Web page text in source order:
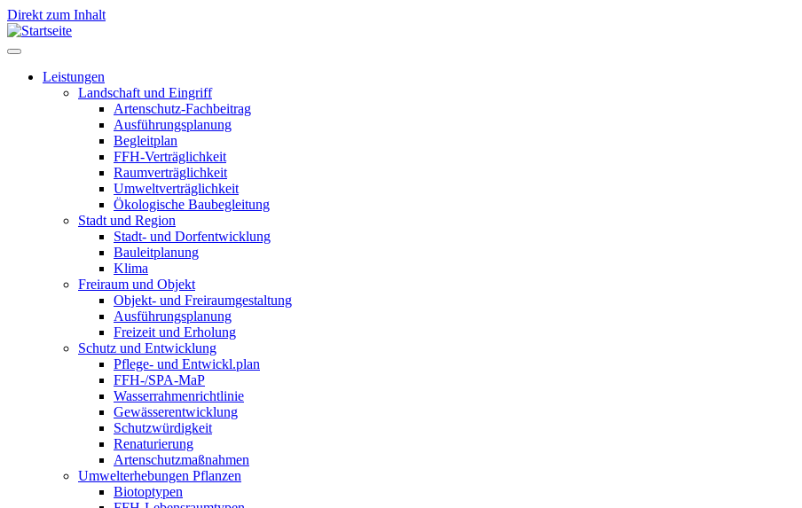
Direkt zum Inhalt
Leistungen
Leistungen
Landschaft und Eingriff
Artenschutz-Fachbeitrag
Ausführungsplanung
Begleitplan
FFH-Verträglichkeit
Raumverträglichkeit
Umweltverträglichkeit
Ökologische Baubegleitung
Stadt und Region
Stadt- und Dorfentwicklung
Bauleitplanung
Klima
Freiraum und Objekt
Objekt- und Freiraumgestaltung
Ausführungsplanung
Freizeit und Erholung
Schutz und Entwicklung
Pflege- und Entwickl.plan
FFH-/SPA-MaP
Wasserrahmenrichtlinie
Gewässerentwicklung
Schutzwürdigkeit
Renaturierung
Artenschutzmaßnahmen
Umwelterhebungen Pflanzen
Biotoptypen